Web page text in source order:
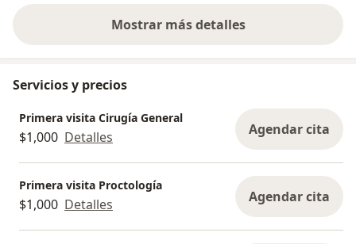
Mostrar más detalles
sobre la experiencia
Servicios y precios
Primera visita Cirugía General
$1,000 Detalles Agendar cita
Primera visita Proctología
$1,000 Detalles Agendar cita